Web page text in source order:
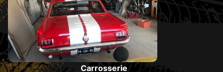
Carrosserie